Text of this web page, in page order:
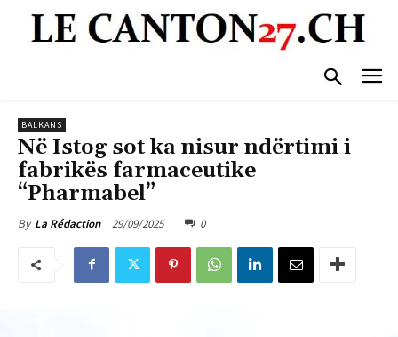
BALKANS
Në Istog sot ka nisur ndërtimi i
fabrikës farmaceutike
“Pharmabel”
By La Rédaction 29/09/2025 0